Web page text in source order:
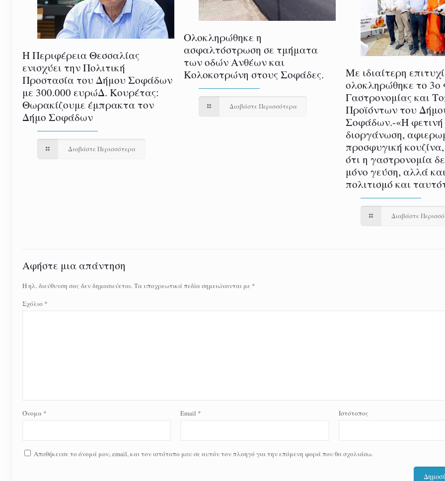
Η Περιφέρεια Θεσσαλίας
ενισχύει την Πολιτική
Προστασία του Δήμου Σοφάδων
με 300.000 ευρώΔ. Κουρέτας:
Θωρακίζουμε έμπρακτα τον
Δήμο Σοφάδων
Διαβάστε Περισσότερα
Ολοκληρώθηκε η
ασφαλτόστρωση σε τμήματα
των οδών Ανθέων και
Κολοκοτρώνη στους Σοφάδες.
Διαβάστε Περισσότερα
Με ιδιαίτερη
ολοκληρώθηκε το 3ο
Γαστρονομίας και
Προϊόντων του
Σοφάδων.-«Η φετινή
διοργάνωση,
προσφυγική
ότι η γαστρονομία
μόνο γεύση, αλλά
πολιτισμό και
Διαβάστε
Αφήστε μια απάντηση
Η ηλ. διεύθυνση σας δεν δημοσιεύεται.Τα υποχρεωτικά πεδία σημειώνονται με *
Σχόλιο *
Όνομα * Email * Ιστότοπος
Αποθήκευσε το όνομά μου, email, και τον ιστότοπο μου σε αυτόν τον πλοηγό για την επόμενη φορά που θα σχολιάσω.